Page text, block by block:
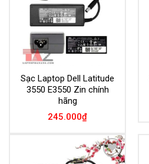
Sạc Laptop Dell Latitude
3550 E3550 Zin chính
hãng
245.000₫